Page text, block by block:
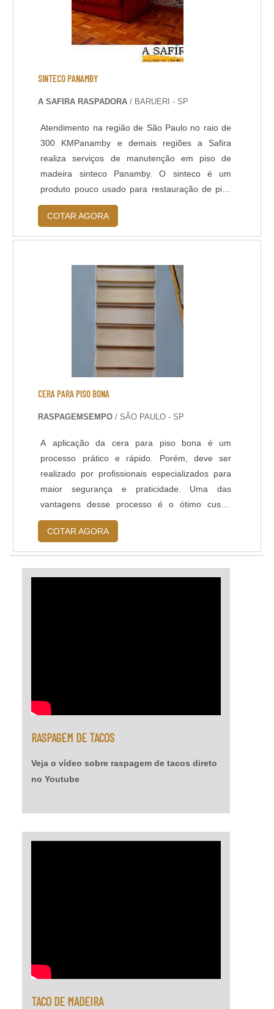
SINTECO PANAMBY
A SAFIRA RASPADORA / BARUERI - SP
Atendimento na região de São Paulo no raio de
300 KMPanamby e demais regiões a Safira
realiza serviços de manutenção em piso de
madeira sinteco Panamby. O sinteco é um
produto pouco usado para restauração de piso
de madeira. A chegada de novos produtos no
mercado trouxe inovação e mais beleza para o
piso de madeira. Uma vez que produtos a base
de madeira é nobre, aconchegante e merecem
COTAR AGORA
CERA PARA PISO BONA
RASPAGEMSEMPO / SÃO PAULO - SP
A aplicação da cera para piso bona é um
processo prático e rápido. Porém, deve ser
realizado por profissionais especializados para
maior segurança e praticidade. Uma das
vantagens desse processo é o ótimo custo-
benefício ao consumidor. Ele também evita o
transtorno da troca de piso, pois a aplicação da
bona para piso de madeira tem custo muito
COTAR AGORA
RASPAGEM DE TACOS
Veja o vídeo sobre raspagem de tacos direto
no Youtube
TACO DE MADEIRA